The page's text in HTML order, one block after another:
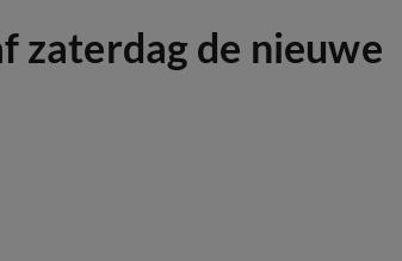
zaterdag de nieuwe